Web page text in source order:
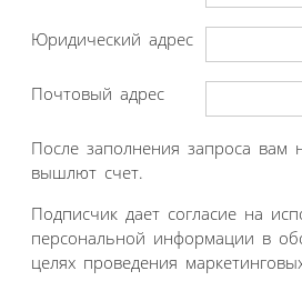
Юридический адрес
Почтовый адрес
После заполнения запроса вам
вышлют счет.
Подписчик дает согласие на
персональной информации в
целях проведения